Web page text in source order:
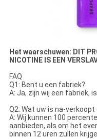
Het waarschuwen: DIT
NICOTINE IS EEN
FAQ
Q1: Bent u een fabriek?
A: Ja, zijn wij een fabriek,
Q2: Wat uw is na-verkoopt
A: Wij kunnen 100
aanbieden, als om het
binnen 12 uren zullen